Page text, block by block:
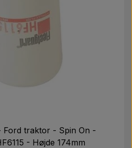
Ford traktor - Spin On -
- Højde 174mm